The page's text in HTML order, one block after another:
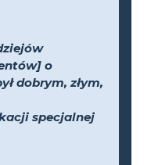
o
dobrym, złym,
specjalnej